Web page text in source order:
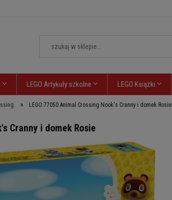
LEGO Artykuły szkolne LEGO Książki
» LEGO 77050 Animal Crossing Nook's Cranny i domek Rosie
Cranny i domek Rosie